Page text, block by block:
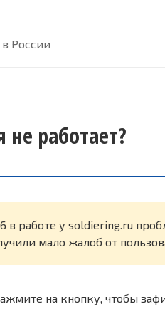
России
работает?
в работе у soldiering.ru
мало жалоб от
на кнопку, чтобы